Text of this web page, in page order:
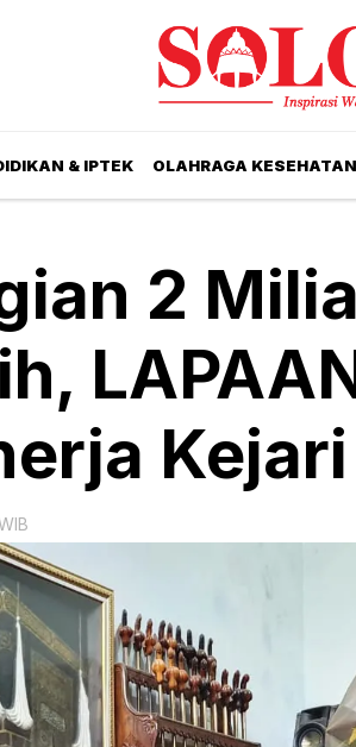
& IPTEK OLAHRAGA KESEHATAN
2